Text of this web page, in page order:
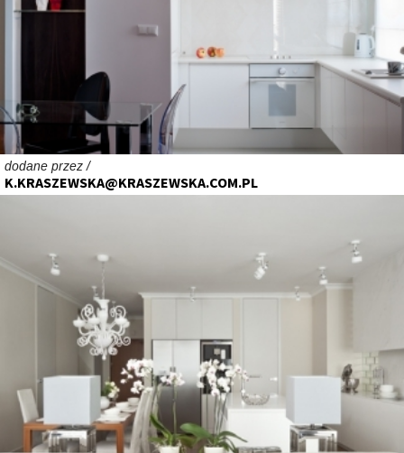
dodane przez /
K.KRASZEWSKA@KRASZEWSKA.COM.PL